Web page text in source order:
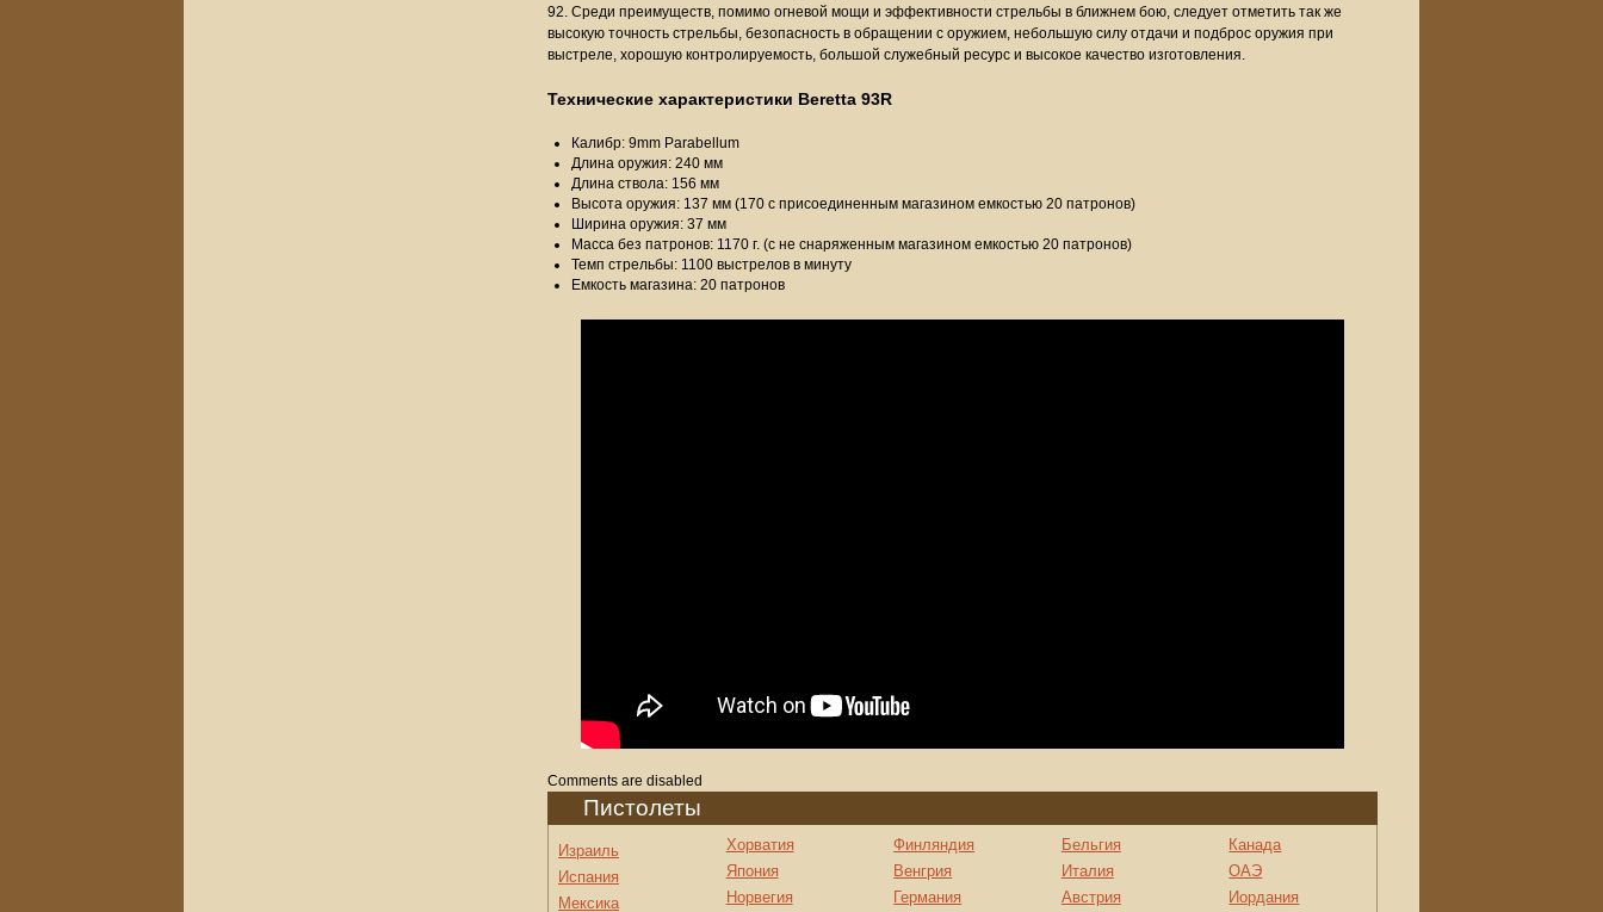
92. Среди преимуществ, помимо огневой мощи и эффективности стрельбы в ближнем бою, следует отметить так же
высокую точность стрельбы, безопасность в обращении с оружием, небольшую силу отдачи и подброс оружия при
выстреле, хорошую контролируемость, большой служебный ресурс и высокое качество изготовления.
Технические характеристики Beretta 93R
Калибр: 9mm Parabellum
Длина оружия: 240 мм
Длина ствола: 156 мм
Высота оружия: 137 мм (170 с присоединенным магазином емкостью 20 патронов)
Ширина оружия: 37 мм
Масса без патронов: 1170 г. (с не снаряженным магазином емкостью 20 патронов)
Темп стрельбы: 1100 выстрелов в минуту
Емкость магазина: 20 патронов
Comments are disabled
Пистолеты
Израиль
Испания
Мексика
Хорватия
Япония
Норвегия
Финляндия
Венгрия
Германия
Бельгия
Италия
Австрия
Канада
ОАЭ
Иордания